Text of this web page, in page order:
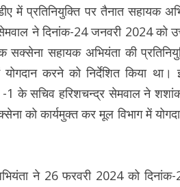
में प्रतिनियुक्ति पर तैनात सहायक
ने दिनांक-24 जनवरी 2024 को
सक्सेना सहायक अभियंता की
करने को निर्देशित किया
1 के सचिव हरिशचन्द्र सेमवाल ने
को कार्यमुक्त कर मूल विभाग में
ने 26 फरवरी 2024 को